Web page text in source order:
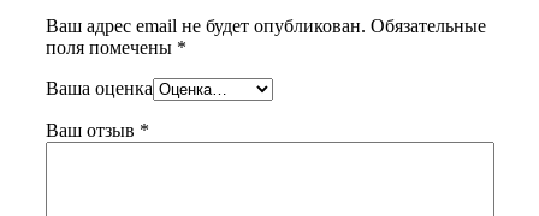
Ваш адрес email не будет опубликован. Обязательные
поля помечены *
Ваша оценка
Ваш отзыв *